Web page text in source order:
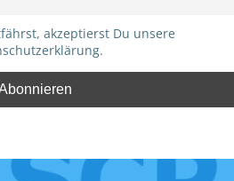
akzeptierst Du unsere